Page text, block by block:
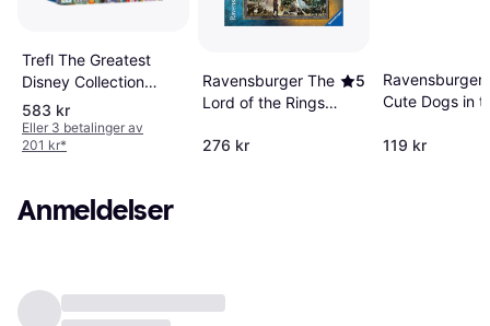
Trefl The Greatest
Disney Collection
Prime Puzzle
583 kr
Eller 3 betalinger av
201 kr*
Ravensburger The
Lord of the Rings
King 2000 Pieces
5
276 kr
Ravensburger
Cute Dogs in
Pieces
119 kr
Anmeldelser